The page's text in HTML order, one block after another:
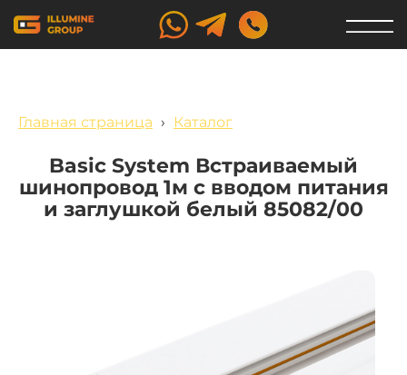
Главная страница › Каталог
Basic System Встраиваемый
шинопровод 1м с вводом питания
и заглушкой белый 85082/00